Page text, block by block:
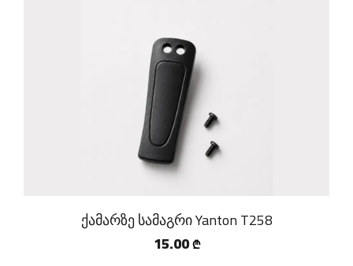
ქამარზე სამაგრი Yanton T258
15.00 ₾